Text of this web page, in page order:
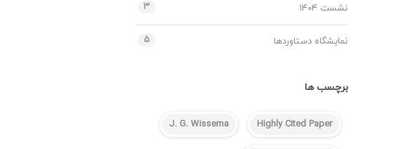
نشست ۱۴۰۴ ۳
نمایشگاه دستاوردها ۵
برچسب ها
Highly Cited Paper
J. G. Wissema